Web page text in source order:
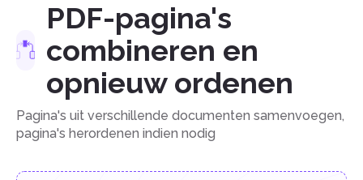
PDF-pagina's
combineren en
opnieuw ordenen
Pagina's uit verschillende documenten samenvoegen,
pagina's herordenen indien nodig